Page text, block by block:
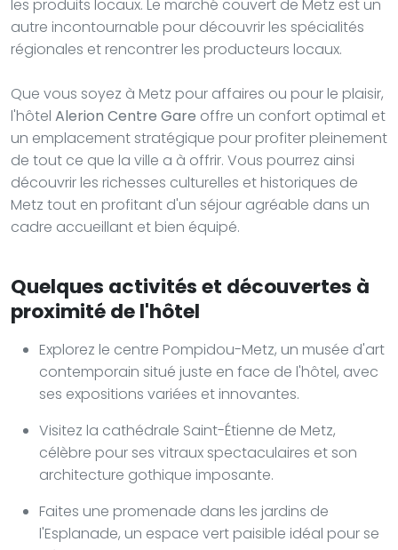
les produits locaux. Le marché couvert de Metz est un
autre incontournable pour découvrir les spécialités
régionales et rencontrer les producteurs locaux.
Que vous soyez à Metz pour affaires ou pour le plaisir,
l'hôtel Alerion Centre Gare offre un confort optimal et
un emplacement stratégique pour profiter pleinement
de tout ce que la ville a à offrir. Vous pourrez ainsi
découvrir les richesses culturelles et historiques de
Metz tout en profitant d'un séjour agréable dans un
cadre accueillant et bien équipé.
Quelques activités et découvertes à
proximité de l'hôtel
Explorez le centre Pompidou-Metz, un musée d'art
contemporain situé juste en face de l'hôtel, avec
ses expositions variées et innovantes.
Visitez la cathédrale Saint-Étienne de Metz,
célèbre pour ses vitraux spectaculaires et son
architecture gothique imposante.
Faites une promenade dans les jardins de
l'Esplanade, un espace vert paisible idéal pour se